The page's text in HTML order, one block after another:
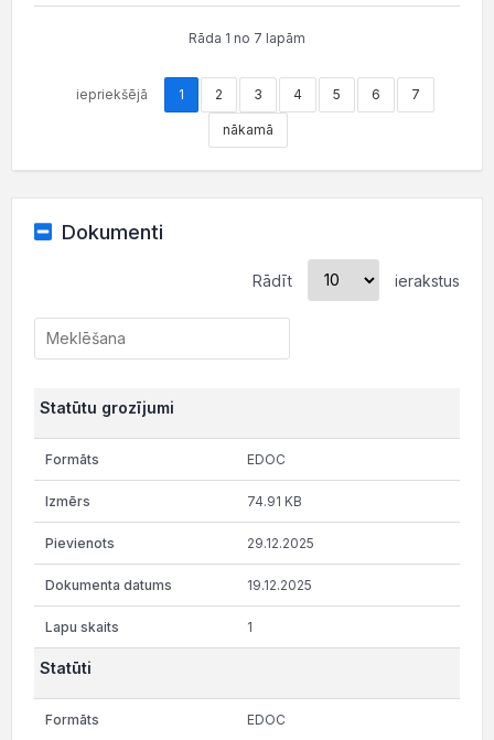
Rāda 1 no 7 lapām
iepriekšējā 1 2 3 4 5 6 7
nākamā
Dokumenti
Rādīt ierakstus
Statūtu grozījumi
EDOC
74.91 KB
29.12.2025
19.12.2025
1
Statūti
EDOC